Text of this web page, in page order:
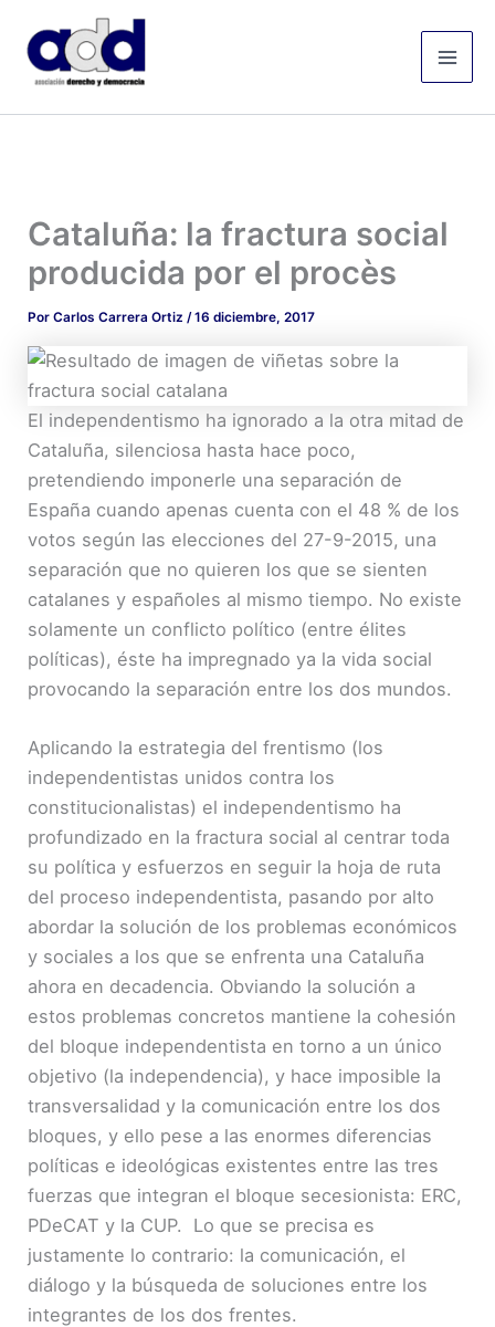
contenido
Cataluña: la fractura social
producida por el procès
PorCarlos Carrera Ortiz/16 diciembre, 2017
El independentismo ha ignorado a la otra mitad de
Cataluña, silenciosa hasta hace poco,
pretendiendo imponerle una separación de
España cuando apenas cuenta con el 48 % de los
votos según las elecciones del 27-9-2015, una
separación que no quieren los que se sienten
catalanes y españoles al mismo tiempo. No existe
solamente un conflicto político (entre élites
políticas), éste ha impregnado ya la vida social
provocando la separación entre los dos mundos.
Aplicando la estrategia del frentismo (los
independentistas unidos contra los
constitucionalistas) el independentismo ha
profundizado en la fractura social al centrar toda
su política y esfuerzos en seguir la hoja de ruta
del proceso independentista, pasando por alto
abordar la solución de los problemas económicos
y sociales a los que se enfrenta una Cataluña
ahora en decadencia. Obviando la solución a
estos problemas concretos mantiene la cohesión
del bloque independentista en torno a un único
objetivo (la independencia), y hace imposible la
transversalidad y la comunicación entre los dos
bloques, y ello pese a las enormes diferencias
políticas e ideológicas existentes entre las tres
fuerzas que integran el bloque secesionista: ERC,
PDeCAT y la CUP. Lo que se precisa es
justamente lo contrario: la comunicación, el
diálogo y la búsqueda de soluciones entre los
integrantes de los dos frentes.